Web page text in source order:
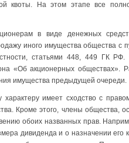
квоты. На этом этапе все
в виде денежных
иного имущества общества с
стать­ями 448, 449 ГК РФ.
«Об акционерных обществах».
имущества предыдущей очереди.
характеру имеет сходство с
Кроме этого, члены общества,
обоих названных прав.
дивиденда и о назначении его